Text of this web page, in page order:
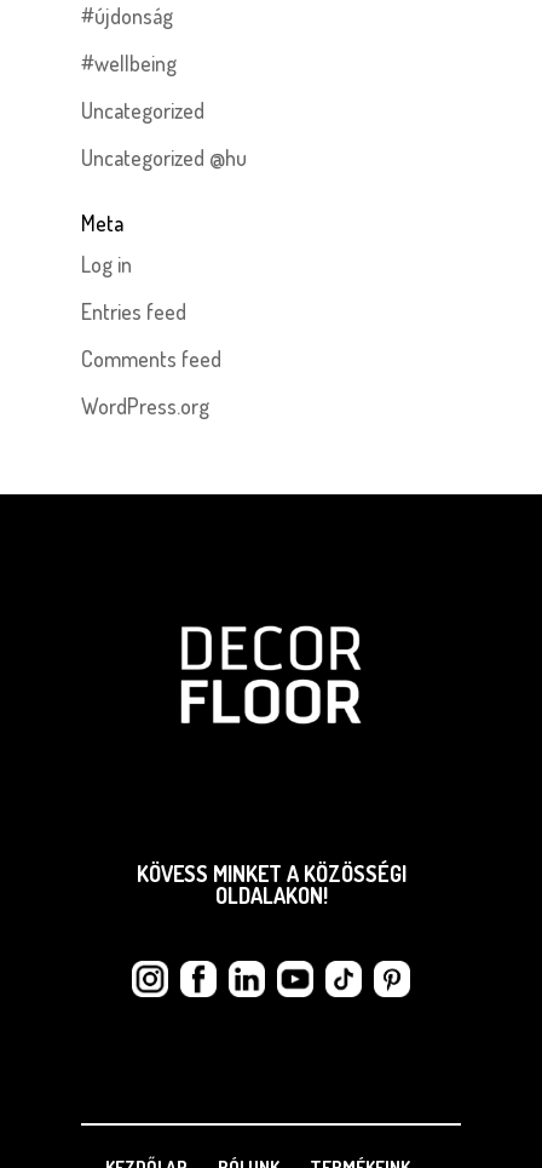
#újdonság
#wellbeing
Uncategorized
Uncategorized @hu
Meta
Log in
Entries feed
Comments feed
WordPress.org
KÖVESS MINKET A KÖZÖSSÉGI
OLDALAKON!